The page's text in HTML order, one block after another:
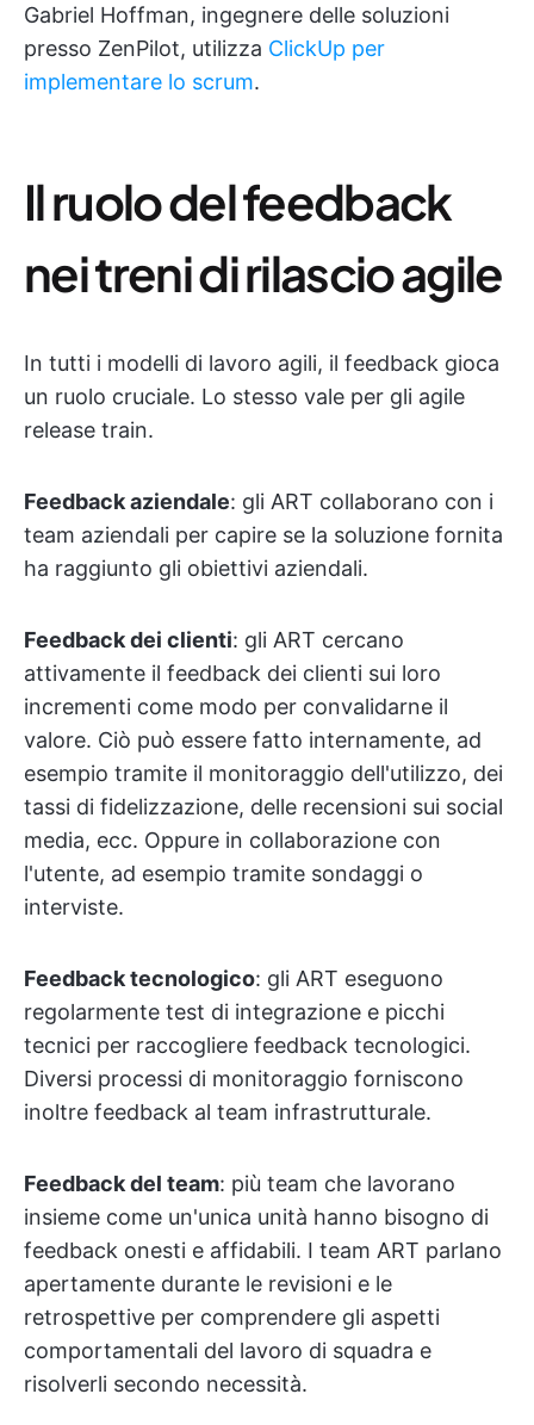
Gabriel Hoffman, ingegnere delle soluzioni
presso ZenPilot, utilizza ClickUp per
implementare lo scrum.
Il ruolo del feedback
nei treni di rilascio agile
In tutti i modelli di lavoro agili, il feedback gioca
un ruolo cruciale. Lo stesso vale per gli agile
release train.
Feedback aziendale: gli ART collaborano con i
team aziendali per capire se la soluzione fornita
ha raggiunto gli obiettivi aziendali.
Feedback dei clienti: gli ART cercano
attivamente il feedback dei clienti sui loro
incrementi come modo per convalidarne il
valore. Ciò può essere fatto internamente, ad
esempio tramite il monitoraggio dell'utilizzo, dei
tassi di fidelizzazione, delle recensioni sui social
media, ecc. Oppure in collaborazione con
l'utente, ad esempio tramite sondaggi o
interviste.
Feedback tecnologico: gli ART eseguono
regolarmente test di integrazione e picchi
tecnici per raccogliere feedback tecnologici.
Diversi processi di monitoraggio forniscono
inoltre feedback al team infrastrutturale.
Feedback del team: più team che lavorano
insieme come un'unica unità hanno bisogno di
feedback onesti e affidabili. I team ART parlano
apertamente durante le revisioni e le
retrospettive per comprendere gli aspetti
comportamentali del lavoro di squadra e
risolverli secondo necessità.